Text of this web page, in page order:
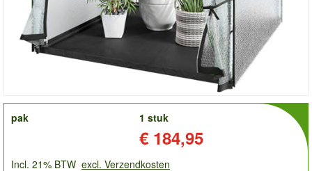
order
pak
1 stuk
€ 184,95
Incl. 21% BTW excl. Verzendkosten